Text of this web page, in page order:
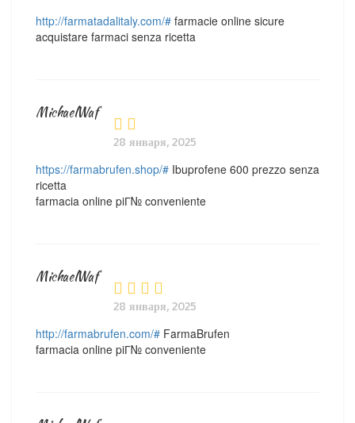
http://farmatadalitaly.com/# farmacie online sicure
acquistare farmaci senza ricetta
MichaelWaf
28 января, 2025
https://farmabrufen.shop/# Ibuprofene 600 prezzo senza
ricetta
farmacia online piГ№ conveniente
MichaelWaf
28 января, 2025
http://farmabrufen.com/# FarmaBrufen
farmacia online piГ№ conveniente